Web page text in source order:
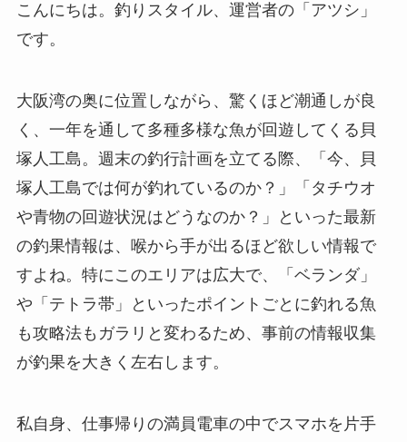
こんにちは。釣りスタイル、運営者の「アツシ」
です。
大阪湾の奥に位置しながら、驚くほど潮通しが良
く、一年を通して多種多様な魚が回遊してくる貝
塚人工島。週末の釣行計画を立てる際、「今、貝
塚人工島では何が釣れているのか？」「タチウオ
や青物の回遊状況はどうなのか？」といった最新
の釣果情報は、喉から手が出るほど欲しい情報で
すよね。特にこのエリアは広大で、「ベランダ」
や「テトラ帯」といったポイントごとに釣れる魚
も攻略法もガラリと変わるため、事前の情報収集
が釣果を大きく左右します。
私自身、仕事帰りの満員電車の中でスマホを片手